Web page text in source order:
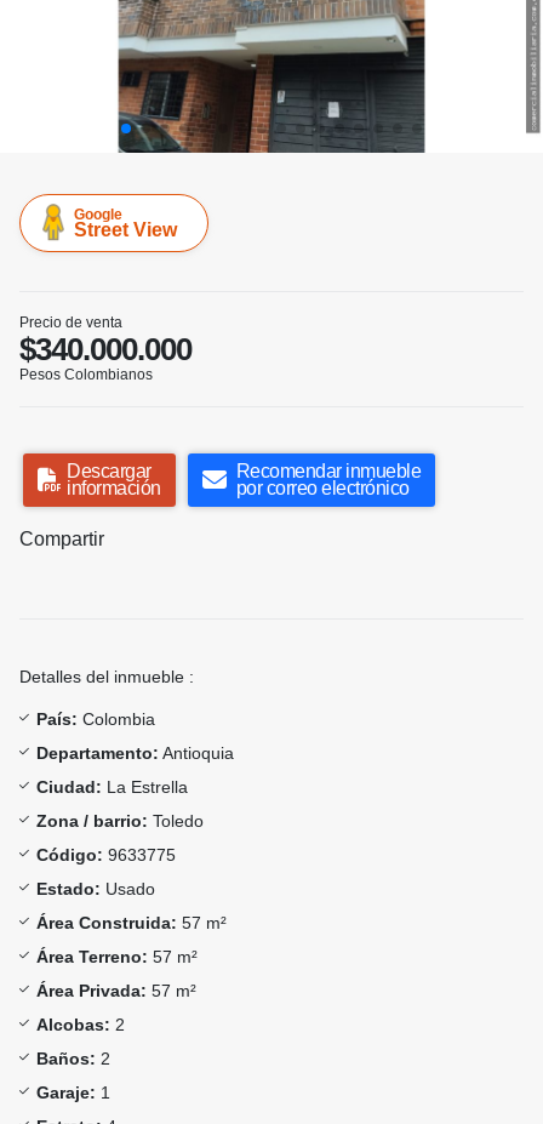
Google
Street View
Precio de venta
$340.000.000
Pesos Colombianos
Descargar
información
Recomendar inmueble
por correo electrónico
Compartir
Detalles del inmueble :
País: Colombia
Departamento: Antioquia
Ciudad: La Estrella
Zona / barrio: Toledo
Código: 9633775
Estado: Usado
Área Construida: 57 m²
Área Terreno: 57 m²
Área Privada: 57 m²
Alcobas: 2
Baños: 2
Garaje: 1